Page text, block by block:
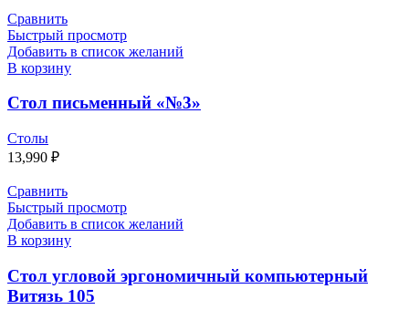
Сравнить
Быстрый просмотр
Добавить в список желаний
В корзину
Стол письменный «№3»
Столы
13,990 ₽
Сравнить
Быстрый просмотр
Добавить в список желаний
В корзину
Стол угловой эргономичный компьютерный
Витязь 105